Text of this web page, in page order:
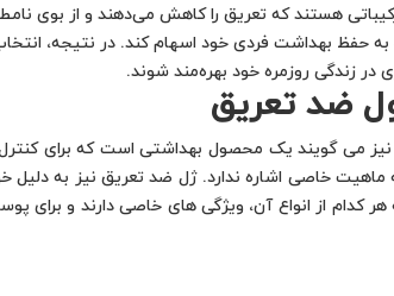
هستند که تعریق را کاهش می‌دهند و از بوی
حفظ بهداشت فردی خود اسهام کند. در نتیجه،
در زندگی روزمره خود بهره‌مند شوند.
ضد تعریق
می گویند یک محصول بهداشتی است که برای کنترل
خاصی اشاره ندارد. ژل ضد تعریق نیز به دلیل
هر کدام از انواع آن، ویژگی های خاصی دارند و